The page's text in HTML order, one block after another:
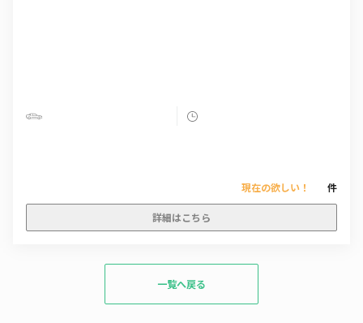
現在の欲しい！ 件
詳細はこちら
一覧へ戻る